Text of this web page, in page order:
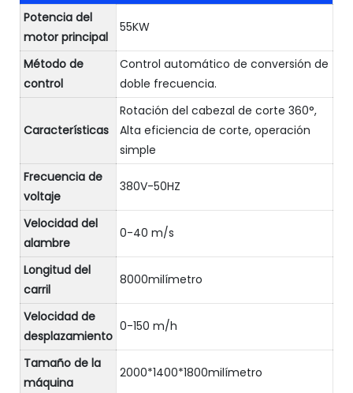
Potencia del
motor principal
55KW
Método de
control
Control automático de conversión de
doble frecuencia.
Características
Rotación del cabezal de corte 360°,
Alta eficiencia de corte, operación
simple
Frecuencia de
voltaje
380V-50HZ
Velocidad del
alambre
0-40 m/s
Longitud del
carril
8000milímetro
Velocidad de
desplazamiento
0-150 m/h
Tamaño de la
máquina
2000*1400*1800milímetro